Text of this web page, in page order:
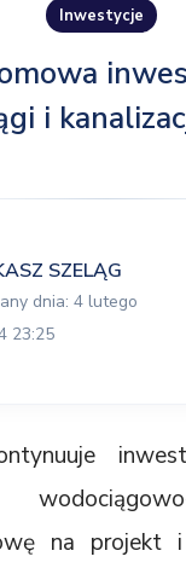
Inwestycje
i
SZELĄG
dnia: 4 lutego
23:25
na projekt